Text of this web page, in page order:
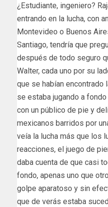
¿Estudiante, ingeniero?
entrando en la lucha, con
Montevideo o Buenos
Santiago, tendría que
después de todo seguro
Walter, cada uno por su
que se habían encontrado
se estaba jugando a
con un público de pie y
mexicanos barridos por
veía la lucha más que los
reacciones, el juego de
daba cuenta de que casi
fondo, apenas uno que
golpe aparatoso y sin
que de verás estaba